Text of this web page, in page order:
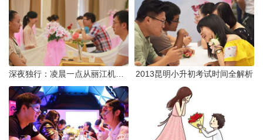
2013昆明小升初考试时间全解析